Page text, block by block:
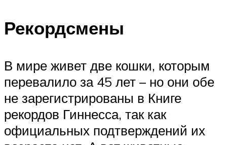
Рекордсмены
В мире живет две кошки, которым
перевалило за 45 лет – но они обе
не зарегистрированы в Книге
рекордов Гиннесса, так как
официальных подтверждений их